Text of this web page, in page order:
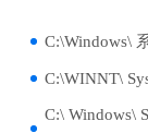
C:\Windows\
C:\WINNT\
C:\ Windows\